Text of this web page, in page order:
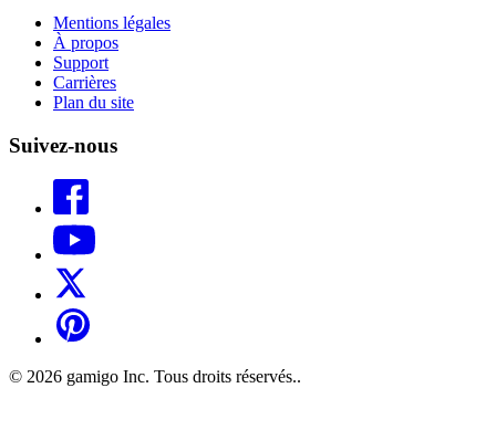
Mentions légales
À propos
Support
Carrières
Plan du site
Suivez-nous
© 2026 gamigo Inc. Tous droits réservés..